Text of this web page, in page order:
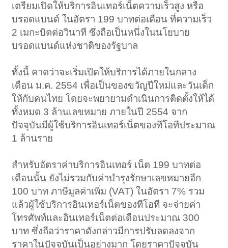
เตรียมเปิดให้บริการอินเทอร์เน็ตความเร็วสูง หรือ
บรอดแบนด์ ในอัตรา 199 บาทต่อเดือน ที่ความเร็ว
2 เมกะบิตต่อวินาที ซึ่งถือเป็นหนึ่งในนโยบาย
บรอดแบนด์แห่งชาติของรัฐบาล
ทั้งนี้ คาดว่าจะเริ่มเปิดให้บริการได้ภายในกลาง
เดือน ม.ค. 2554 เพื่อเป็นของขวัญปีใหม่และวันเด็ก
ให้กับคนไทย โดยจะพยายามดำเนินการติดตั้งให้ได้
ทั้งหมด 3 ล้านเลขหมาย ภายในปี 2554 จาก
ปัจจุบันมีผู้ใช้บริการอินเทอร์เน็ตของทีโอทีประมาณ
1 ล้านราย
สำหรับอัตราค่าบริการอินเทอร์ เน็ต 199 บาทต่อ
เดือนนั้น ยังไม่รวมกับค่าบำรุงรักษาเลขหมายอีก
100 บาท ภาษีมูลค่าเพิ่ม (VAT) ในอัตรา 7% รวม
แล้วผู้ใช้บริการอินเทอร์เน็ตของทีโอที จะจ่ายค่า
โทรศัพท์และอินเทอร์เน็ตต่อเดือนประมาณ 300
บาท ซึ่งถือว่าราคาดังกล่าวมีการปรับลดลงจาก
ราคาในปัจจุบันเป็นอย่างมาก โดยราคาปัจจุบัน